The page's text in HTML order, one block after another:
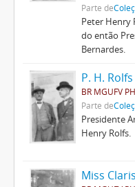
Parte de
Peter Henry
do então
Bernardes.
P. H.
BR MGUFV
Parte de
Presidente
Henry Rolfs.